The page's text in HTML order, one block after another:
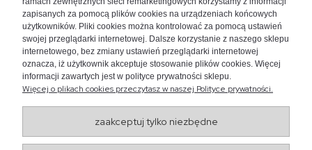
zapisanych za pomocą plików cookies na urządzeniach końcowych
użytkowników. Pliki cookies można kontrolować za pomocą ustawień
swojej przeglądarki internetowej. Dalsze korzystanie z naszego sklepu
internetowego, bez zmiany ustawień przeglądarki internetowej
oznacza, iż użytkownik akceptuje stosowanie plików cookies. Więcej
informacji zawartych jest w polityce prywatności sklepu.
Więcej o plikach cookies przeczytasz w naszej Polityce prywatności.
zaakceptuj tylko niezbędne